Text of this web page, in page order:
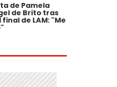
de Pamela
de Brito tras
de LAM: "Me